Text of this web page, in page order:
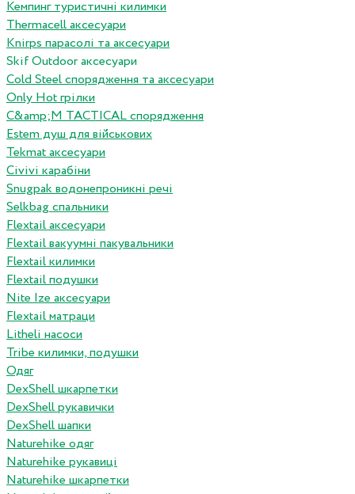
Кемпинг туристичні килимки
Thermacell аксесуари
Knirps парасолі та аксесуари
Skif Outdoor аксесуари
Cold Steel спорядження та аксесуари
Only Hot грілки
C&amp;M TACTICAL спорядження
Estem душ для військових
Tekmat аксесуари
Сivivi карабіни
Snugpak водонепроникні речі
Selkbag спальники
Flextail аксесуари
Flextail вакуумні пакувальники
Flextail килимки
Flextail подушки
Nite Ize аксесуари
Flextail матраци
Litheli насоси
Tribe килимки, подушки
Одяг
DexShell шкарпетки
DexShell рукавички
DexShell шапки
Naturehike одяг
Naturehike рукавиці
Naturehike шкарпетки